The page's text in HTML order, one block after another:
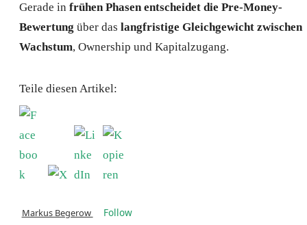
Gerade in frühen Phasen entscheidet die Pre-Money-
Bewertung über das langfristige Gleichgewicht zwischen
Wachstum, Ownership und Kapitalzugang.
Teile diesen Artikel:
Markus Begerow Follow